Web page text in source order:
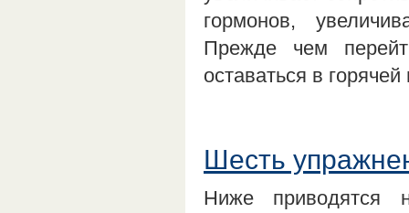
гормонов,
Прежде чем
оставаться в
Шесть
Ниже приводятся